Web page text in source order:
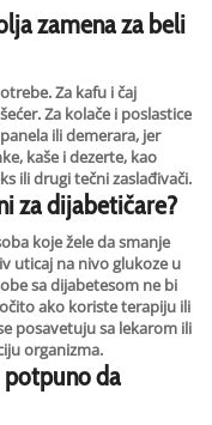
zamena za beli
Za kafu i čaj
Za kolače i poslastice
ili demerara, jer
kaše i dezerte, kao
ili drugi tečni zaslađivači.
za dijabetičare?
koje žele da smanje
uticaj na nivo glukoze u
sa dijabetesom ne bi
ako koriste terapiju ili
posavetuju sa lekarom ili
organizma.
da